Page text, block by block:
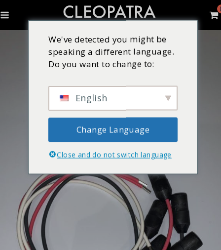
We've detected you might be
speaking a different language.
Do you want to change to:
English
Change Language
Close and do not switch language